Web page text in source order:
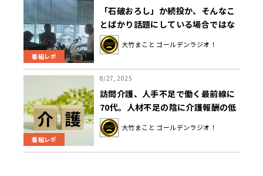
番組レポ
「石破おろし」か続投か、そんなこ
とばかり話題にしている場合ではな
い
大竹まこと ゴールデンラジオ！
番組レポ
8/27, 2025
訪問介護、人手不足で働く最前線に
70代。人材不足の陰に介護報酬の低
下。大竹「人手不足なのに報酬が減
額。おかしくね？」
大竹まこと ゴールデンラジオ！